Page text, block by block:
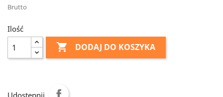
Brutto
Ilość
 DODAJ DO KOSZYKA
Udostępnij